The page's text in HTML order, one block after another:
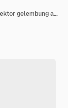
Ikon gelembung air Ilustrasi realistis ikon vektor gelembung air untuk desain web